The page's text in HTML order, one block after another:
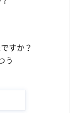
すか？
う